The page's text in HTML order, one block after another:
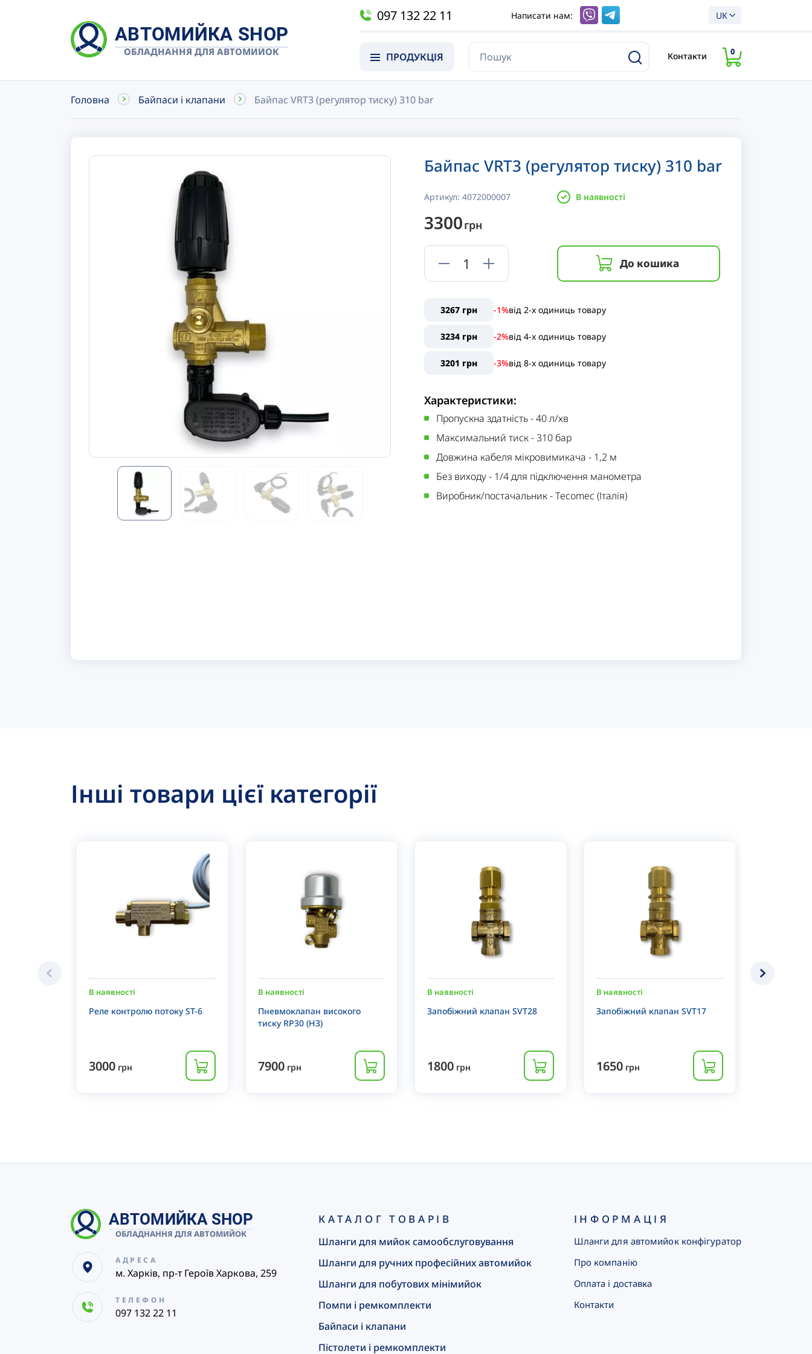
АВТОМИЙКА SHOP
ОБЛАДНАННЯ ДЛЯ АВТОМИЙОК
097 132 22 11 Написати нам: UK
ПРОДУКЦІЯ Контакти 0
Головна Байпаси і клапани Байпас VRT3 (регулятор тиску) 310 bar
Байпас VRT3 (регулятор тиску) 310 bar
Артикул: 4072000007 В наявності
3300грн
До кошика
3267 грн -1%від 2-x одиниць товару
3234 грн -2%від 4-x одиниць товару
3201 грн -3%від 8-x одиниць товару
Характеристики:
Пропускна здатність-40 л/хв
Максимальний тиск-310 бар
Довжина кабеля мікровимикача - 1,2 м
Без виходу- 1/4 для підключення манометра
Виробник/постачальник-Tecomec (Італія)
Інші товари цієї категорії
В наявності
Реле контролю потоку ST-6
3000 грн
В наявності
Пневмоклапан високого
тиску RP30 (НЗ)
7900 грн
В наявності
Запобіжний клапан SVT28
1800 грн
В наявності
Запобіжний клапан SVT17
1650 грн
АВТОМИЙКА SHOP
ОБЛАДНАННЯ ДЛЯ АВТОМИЙОК
АДРЕСА
м. Харків, пр-т Героїв Харкова, 259
ТЕЛЕФОН
097 132 22 11
КАТАЛОГ ТОВАРІВ
Шланги для мийок самообслуговування
Шланги для ручних професійних автомийок
Шланги для побутових мінімийок
Помпи і ремкомплекти
Байпаси і клапани
Пістолети і ремкомплекти
ІНФОРМАЦІЯ
Шланги для автомийок конфігуратор
Про компанію
Оплата і доставка
Контакти